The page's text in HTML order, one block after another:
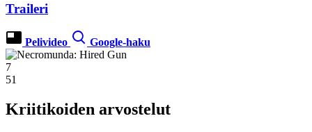
Traileri
Pelivideo Google-haku
7
51
Kriitikoiden arvostelut